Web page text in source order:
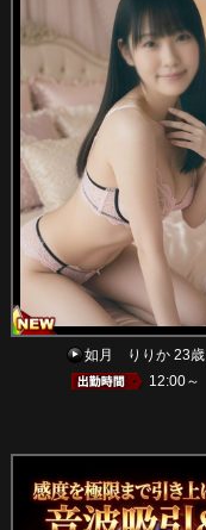
如月 りりか 23歳
12:00～